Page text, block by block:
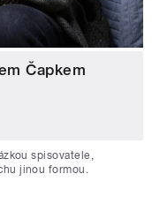
Čapkem
spisovatele,
jinou formou.